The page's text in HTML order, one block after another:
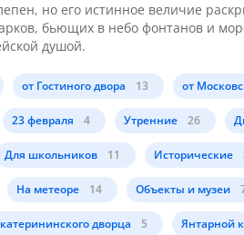
но его истинное величие
бьющих в небо фонтанов и
душой.
от Гостиного двора 13 от
23 февраля 4 Утренние 26
Для школьников 11 Исторические
На метеоре 14 Объекты и музеи
дворца 5 Янтарной